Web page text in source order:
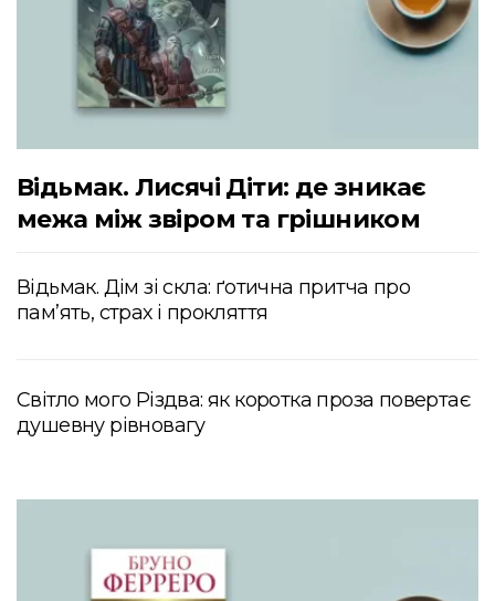
Відьмак. Лисячі Діти: де зникає
межа між звіром та грішником
Відьмак. Дім зі скла: ґотична притча про
пам’ять, страх і прокляття
Світло мого Різдва: як коротка проза повертає
душевну рівновагу